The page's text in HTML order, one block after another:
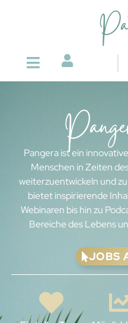
Pangera ist ein
Menschen in Zeiten
weiterzuentwickeln und
bietet inspirierende
Webinaren bis hin zu
Bereiche des Lebens
JOBS